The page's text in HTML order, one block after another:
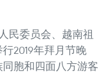
民委员会、越南祖
2019年拜月节晚
胞和四面八方游客